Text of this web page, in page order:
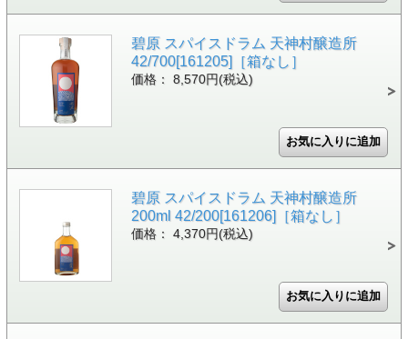
碧原 スパイスドラム 天神村醸造所
42/700[161205]［箱なし］
価格： 8,570円(税込)
碧原 スパイスドラム 天神村醸造所
200ml 42/200[161206]［箱なし］
価格： 4,370円(税込)